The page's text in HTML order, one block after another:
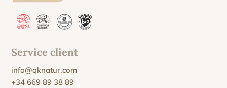
Service client
info@qknatur.com
+34 669 89 38 89